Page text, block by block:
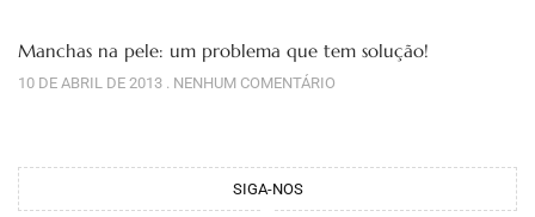
Manchas na pele: um problema que tem solução!
10 DE ABRIL DE 2013 NENHUM COMENTÁRIO
SIGA-NOS